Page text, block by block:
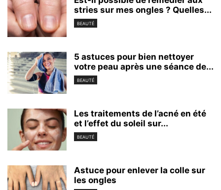
stries sur mes ongles ? Quelles...
BEAUTÉ
5 astuces pour bien nettoyer
votre peau après une séance de...
BEAUTÉ
Les traitements de l’acné en été
et l’effet du soleil sur...
BEAUTÉ
Astuce pour enlever la colle sur
les ongles